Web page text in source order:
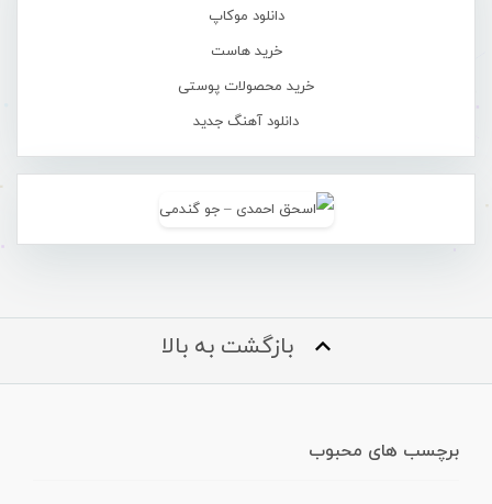
دانلود موکاپ
خرید هاست
خرید محصولات پوستی
دانلود آهنگ جدید
بازگشت به بالا
برچسب های محبوب